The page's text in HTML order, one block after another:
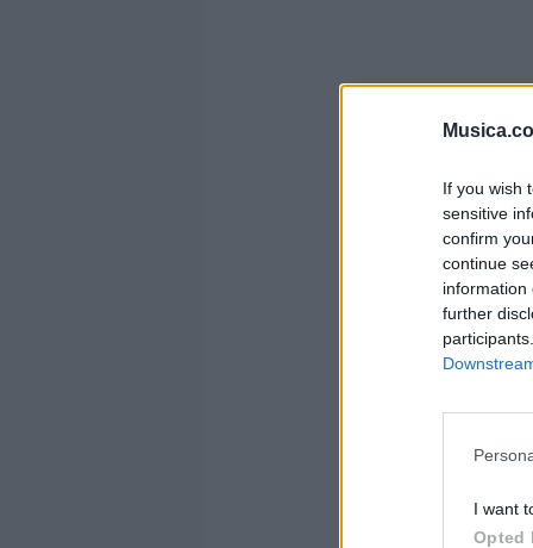
If you wish
sensitive
confirm
continue
information
further
I want
Opted